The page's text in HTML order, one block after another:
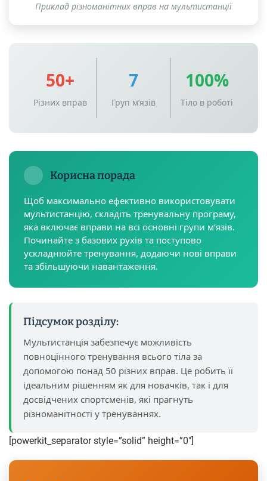
Приклад різноманітних вправ на мультистанції
50+
Різних вправ
7
Груп м’язів
100%
Тіло в роботі
Корисна порада
Щоб максимально ефективно використовувати
мультистанцію, складіть тренувальну програму,
яка включає вправи на всі основні групи м’язів.
Починайте з базових рухів та поступово
ускладнюйте тренування, додаючи нові вправи
та збільшуючи навантаження.
Підсумок розділу:
Мультистанція забезпечує можливість
повноцінного тренування всього тіла за
допомогою понад 50 різних вправ. Це робить її
ідеальним рішенням як для новачків, так і для
досвідчених спортсменів, які прагнуть
різноманітності у тренуваннях.
[powerkit_separator style=”solid” height=”0″]